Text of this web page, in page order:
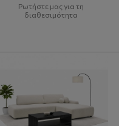
Ρωτήστε μας για τη
διαθεσιμότητα